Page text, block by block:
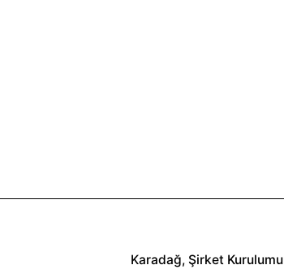
Karadağ Şirket Kurulumu